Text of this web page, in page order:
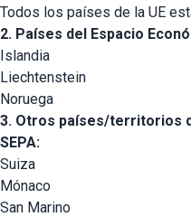
Todos los países de la UE
2. Países del Espacio
Islandia
Liechtenstein
Noruega
3. Otros países/territorios
SEPA:
Suiza
Mónaco
San Marino